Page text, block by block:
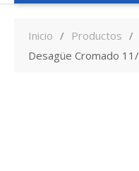
Inicio
Productos
Desagüe Cromado